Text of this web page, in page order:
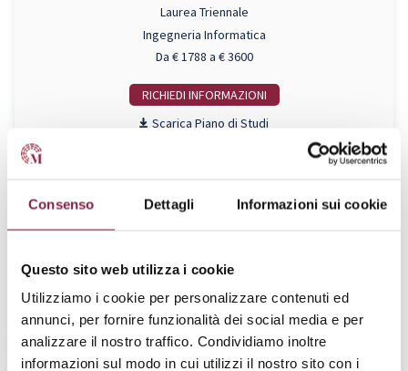
Consenso Dettagli Informazioni sui cookie
Questo sito web utilizza i cookie
Utilizziamo i cookie per personalizzare contenuti ed
annunci, per fornire funzionalità dei social media e per
analizzare il nostro traffico. Condividiamo inoltre
informazioni sul modo in cui utilizzi il nostro sito con i
Laurea Triennale
Ingegneria Informatica
Da € 1788 a € 3600
RICHIEDI INFO
Piano di Studi
Laurea Triennale
Piano di Studi